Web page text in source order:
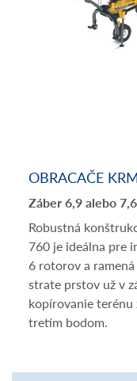
OBRACAČE
Záber 6,9 alebo
Robustná
760 je ideálna pre
6 rotorov a
strate prstov už v
kopírovanie terénu
tretím bodom.